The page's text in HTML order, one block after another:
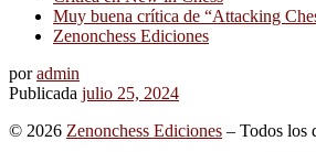
Muy buena crítica de “Attacking
Zenonchess Ediciones
poradmin
Publicada julio 25, 2024
© 2026 Zenonchess Ediciones – Todos los